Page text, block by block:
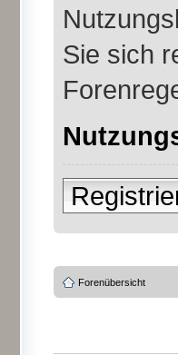
Sie sich
Forenübersicht